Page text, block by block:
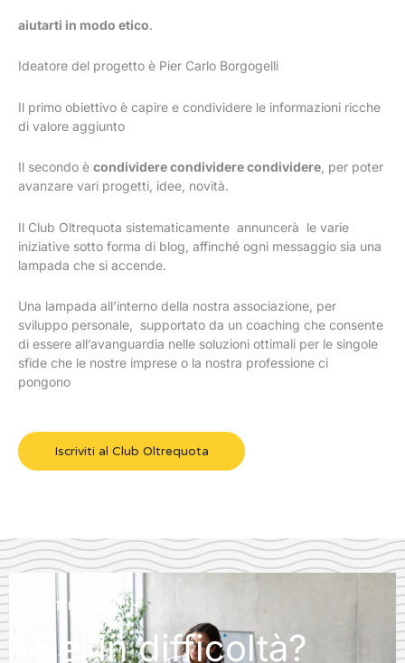
aiutarti in modo etico.
Ideatore del progetto è Pier Carlo Borgogelli
Il primo obiettivo è capire e condividere le informazioni ricche
di valore aggiunto
Il secondo è condividere condividere condividere, per poter
avanzare vari progetti, idee, novità.
Il Club Oltrequota sistematicamente annuncerà le varie
iniziative sotto forma di blog, affinché ogni messaggio sia una
lampada che si accende.
Una lampada all’interno della nostra associazione, per
sviluppo personale, supportato da un coaching che consente
di essere all’avanguardia nelle soluzioni ottimali per le singole
sfide che le nostre imprese o la nostra professione ci
pongono
Iscriviti al Club Oltrequota
GET IN TOUCH
Sei in difficoltà?